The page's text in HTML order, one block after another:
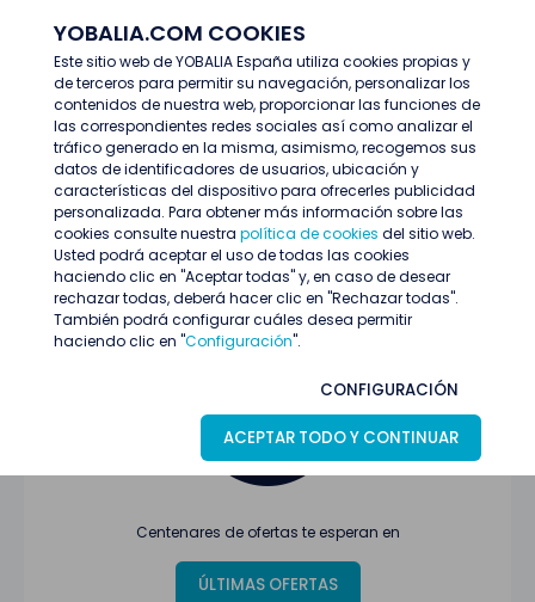
YOBALIA.COM COOKIES
Este sitio web de YOBALIA España utiliza cookies propias y
de terceros para permitir su navegación, personalizar los
contenidos de nuestra web, proporcionar las funciones de
las correspondientes redes sociales así como analizar el
tráfico generado en la misma, asimismo, recogemos sus
datos de identificadores de usuarios, ubicación y
características del dispositivo para ofrecerles publicidad
personalizada. Para obtener más información sobre las
cookies consulte nuestra política de cookies del sitio web.
Usted podrá aceptar el uso de todas las cookies
haciendo clic en "Aceptar todas" y, en caso de desear
rechazar todas, deberá hacer clic en "Rechazar todas".
También podrá configurar cuáles desea permitir
haciendo clic en "Configuración".
CONFIGURACIÓN
ACEPTAR TODO Y CONTINUAR
Últimas ofertas
Oferta no encontrada o ha finalizado su
proceso de selección
Centenares de ofertas te esperan en
ÚLTIMAS OFERTAS